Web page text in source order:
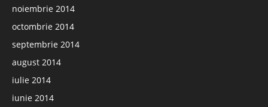
noiembrie 2014
octombrie 2014
septembrie 2014
august 2014
iulie 2014
iunie 2014